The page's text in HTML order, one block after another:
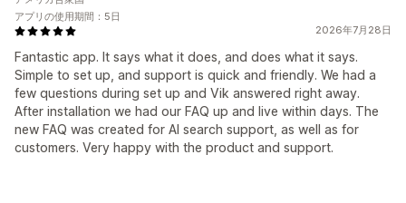
2026年7月28日
Fantastic app. It says what it does, and does what it says.
Simple to set up, and support is quick and friendly. We had a
few questions during set up and Vik answered right away.
After installation we had our FAQ up and live within days. The
new FAQ was created for AI search support, as well as for
customers. Very happy with the product and support.
アプリの使用期間：5日